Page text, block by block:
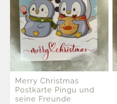
Merry Christmas
Postkarte Pingu und
seine Freunde